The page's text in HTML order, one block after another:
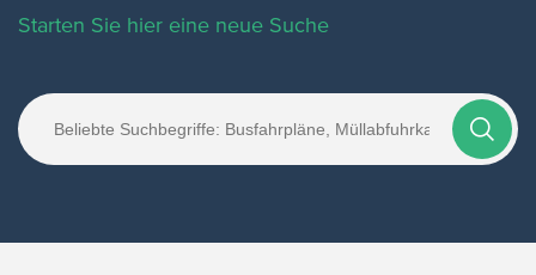
Starten Sie hier eine neue Suche